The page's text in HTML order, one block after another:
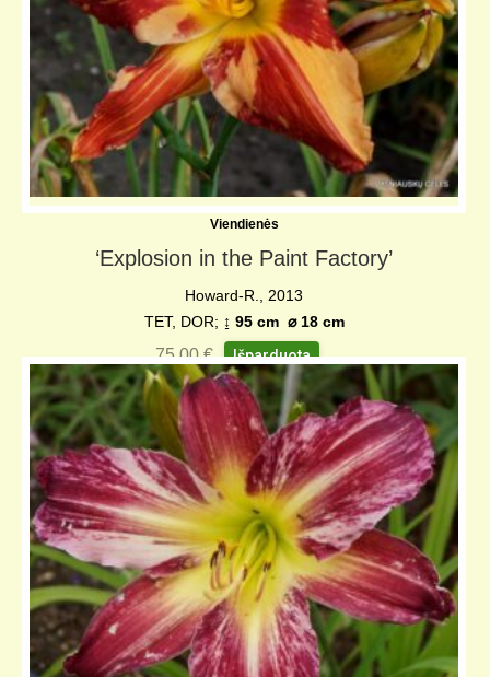
Viendienės
‘Explosion in the Paint Factory’
Howard-R., 2013
TET, DOR; ↨ 95 cm ⌀18 cm
75,00€ Išparduota